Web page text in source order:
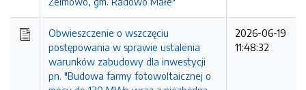
Obwieszczenie o wszczęciu
postępowania w sprawie ustalenia
warunków zabudowy dla inwestycji
pn. "Budowa farmy fotowoltaicznej o
2026-06-19
11:48:32